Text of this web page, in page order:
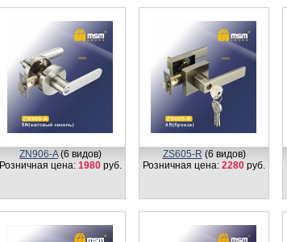
ZN906-A(6 видов)
Розничная цена: 1980 руб.
ZS605-R (6 видов)
Розничная цена: 2280 руб.